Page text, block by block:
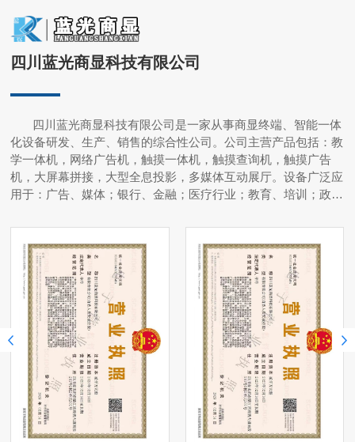
四川蓝光商显科技有限公司
四川蓝光商显科技有限公司是一家从事商显终端、智能一体
化设备研发、生产、销售的综合性公司。公司主营产品包括：教
学一体机，网络广告机，触摸一体机，触摸查询机，触摸广告
机，大屏幕拼接，大型全息投影，多媒体互动展厅。设备广泛应
用于：广告、媒体；银行、金融；医疗行业；教育、培训；政企
的设计、安装及技术服务。 完整的销售团队，完善的售后服
务体系，严格的生产管理体系，严格的生产工艺，使得在同行中
获得一致好评。 公司技术研发团队可为客户提供一对一团队
服务，量身定制、满足企业发展及宣传需求。一直秉承诚信、进
取的服务核心宗旨。在通过公司全体人员不懈地努力，为企业连
接一切商机，帮助客户在互联网时代和环境中保持长期优势。